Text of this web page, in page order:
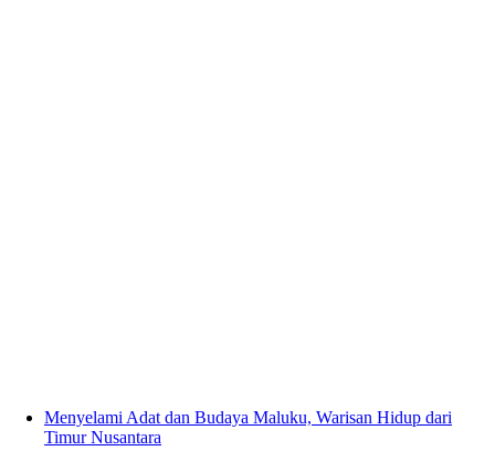
Menyelami Adat dan Budaya Maluku, Warisan Hidup dari
Timur Nusantara